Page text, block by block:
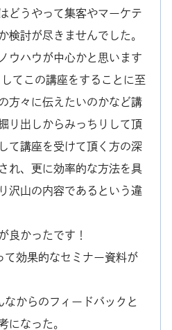
どうやって集客やマーケテ
検討が尽きませんでした。
ウハウが中心かと思います
てこの講座をすることに至
方々に伝えたいのかなど講
り出しからみっちりして頂
て講座を受けて頂く方の深
れ、更に効率的な方法を具
沢山の内容であるという違
良かったです！
て効果的なセミナー資料が
なからのフィードバックと
になった。